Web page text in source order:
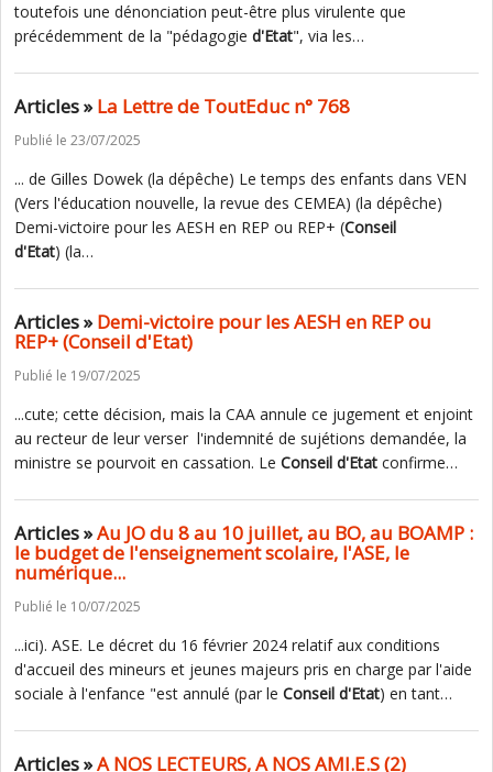
toutefois une dénonciation peut-être plus virulente que
précédemment de la "pédagogie d'Etat", via les…
Articles »La Lettre de ToutEduc n° 768
Publié le 23/07/2025
... de Gilles Dowek (la dépêche) Le temps des enfants dans VEN
(Vers l'éducation nouvelle, la revue des CEMEA) (la dépêche)
Demi-victoire pour les AESH en REP ou REP+ (Conseil
d'Etat) (la…
Articles »Demi-victoire pour les AESH en REP ou
REP+ (Conseil d'Etat)
Publié le 19/07/2025
...cute; cette décision, mais la CAA annule ce jugement et enjoint
au recteur de leur verser l'indemnité de sujétions demandée, la
ministre se pourvoit en cassation. Le Conseil d'Etat confirme…
Articles »Au JO du 8 au 10 juillet, au BO, au BOAMP :
le budget de l'enseignement scolaire, l'ASE, le
numérique...
Publié le 10/07/2025
...ici). ASE. Le décret du 16 février 2024 relatif aux conditions
d'accueil des mineurs et jeunes majeurs pris en charge par l'aide
sociale à l'enfance "est annulé (par le Conseil d'Etat) en tant…
Articles »A NOS LECTEURS, A NOS AMI.E.S (2)